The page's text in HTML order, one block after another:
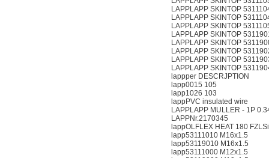
LAPPLAPP SKINTOP
LAPPLAPP SKINTOP
LAPPLAPP SKINTOP
LAPPLAPP SKINTOP
LAPPLAPP SKINTOP
LAPPLAPP SKINTOP
LAPPLAPP SKINTOP
LAPPLAPP SKINTOP
lappper DESCRJPTION
lapp0015 105
lapp1026 103
lappPVC insulated wire
LAPPLAPP MULLER - 1P
LAPPNr.2170345
lappOLFLEX HEAT 180
lapp53111010 M16x1.5
lapp53119010 M16x1.5
lapp53111000 M12x1.5